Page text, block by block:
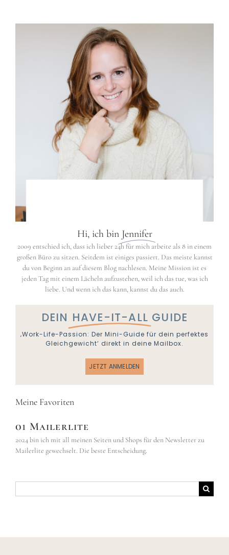
Hi, ich bin Jennifer
2009 entschied ich, dass ich lieber 24h für mich arbeite als 8 in einem
großen Büro zu sitzen. Seitdem ist einiges passiert. Das meiste kannst
du von Beginn an auf diesem Blog nachlesen. Meine Mission ist es
jeden Tag mit einem Lächeln aufzustehen, weil ich das tue, was ich
liebe. Und wenn ich das kann, kannst du das auch.
DEIN HAVE-IT-ALL GUIDE
‚Work-Life-Passion: Der Mini-Guide für dein perfektes
Gleichgewicht‘ direkt in deine Mailbox.
JETZT ANMELDEN
Meine Favoriten
01 Mailerlite
2024 bin ich mit all meinen Seiten und Shops für den Newsletter zu
Mailerlite gewechselt. Die beste Entscheidung.
nach: